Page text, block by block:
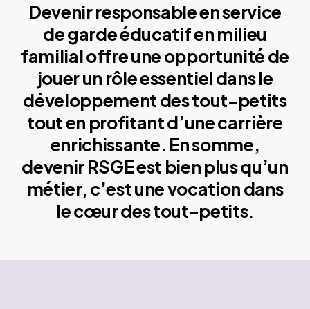
Devenir responsable en service
de garde éducatif en milieu
familial offre une opportunité de
jouer un rôle essentiel dans le
développement des tout-petits
tout en profitant d’une carrière
enrichissante. En somme,
devenir RSGE est bien plus qu’un
métier, c’est une vocation dans
le cœur des tout-petits.